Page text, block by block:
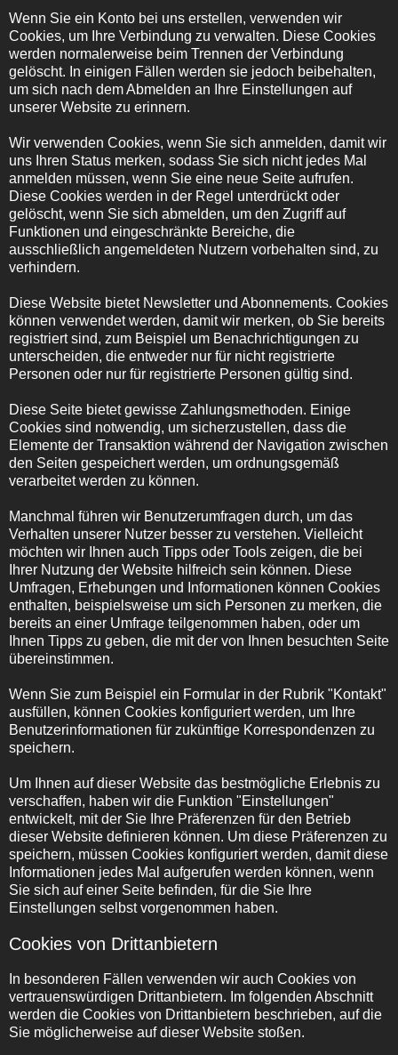
Wenn Sie ein Konto bei uns erstellen, verwenden wir
Cookies, um Ihre Verbindung zu verwalten. Diese Cookies
werden normalerweise beim Trennen der Verbindung
gelöscht. In einigen Fällen werden sie jedoch beibehalten,
um sich nach dem Abmelden an Ihre Einstellungen auf
unserer Website zu erinnern.
Wir verwenden Cookies, wenn Sie sich anmelden, damit wir
uns Ihren Status merken, sodass Sie sich nicht jedes Mal
anmelden müssen, wenn Sie eine neue Seite aufrufen.
Diese Cookies werden in der Regel unterdrückt oder
gelöscht, wenn Sie sich abmelden, um den Zugriff auf
Funktionen und eingeschränkte Bereiche, die
ausschließlich angemeldeten Nutzern vorbehalten sind, zu
verhindern.
Diese Website bietet Newsletter und Abonnements. Cookies
können verwendet werden, damit wir merken, ob Sie bereits
registriert sind, zum Beispiel um Benachrichtigungen zu
unterscheiden, die entweder nur für nicht registrierte
Personen oder nur für registrierte Personen gültig sind.
Diese Seite bietet gewisse Zahlungsmethoden. Einige
Cookies sind notwendig, um sicherzustellen, dass die
Elemente der Transaktion während der Navigation zwischen
den Seiten gespeichert werden, um ordnungsgemäß
verarbeitet werden zu können.
Manchmal führen wir Benutzerumfragen durch, um das
Verhalten unserer Nutzer besser zu verstehen. Vielleicht
möchten wir Ihnen auch Tipps oder Tools zeigen, die bei
Ihrer Nutzung der Website hilfreich sein können. Diese
Umfragen, Erhebungen und Informationen können Cookies
enthalten, beispielsweise um sich Personen zu merken, die
bereits an einer Umfrage teilgenommen haben, oder um
Ihnen Tipps zu geben, die mit der von Ihnen besuchten Seite
übereinstimmen.
Wenn Sie zum Beispiel ein Formular in der Rubrik "Kontakt"
ausfüllen, können Cookies konfiguriert werden, um Ihre
Benutzerinformationen für zukünftige Korrespondenzen zu
speichern.
Um Ihnen auf dieser Website das bestmögliche Erlebnis zu
verschaffen, haben wir die Funktion "Einstellungen"
entwickelt, mit der Sie Ihre Präferenzen für den Betrieb
dieser Website definieren können. Um diese Präferenzen zu
speichern, müssen Cookies konfiguriert werden, damit diese
Informationen jedes Mal aufgerufen werden können, wenn
Sie sich auf einer Seite befinden, für die Sie Ihre
Einstellungen selbst vorgenommen haben.
Cookies von Drittanbietern
In besonderen Fällen verwenden wir auch Cookies von
vertrauenswürdigen Drittanbietern. Im folgenden Abschnitt
werden die Cookies von Drittanbietern beschrieben, auf die
Sie möglicherweise auf dieser Website stoßen.